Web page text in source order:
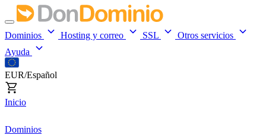
Dominios Hosting y correo SSL
Otros servicios
Ayuda
EUR/Español
Inicio
Dominios